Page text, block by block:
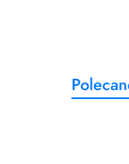
Pomiń
o